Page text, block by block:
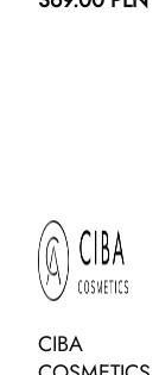
CIBA